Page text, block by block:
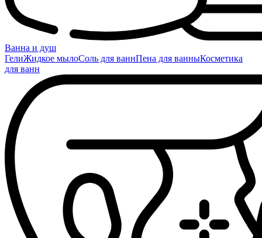
Ванна и душ
ГелиЖидкое мылоСоль для ваннПена для ванныКосметика
для ванн